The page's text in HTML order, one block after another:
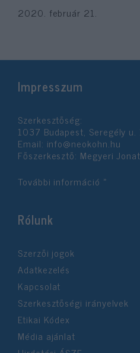
2020. február 21.
Impresszum
Szerkesztőség:
1037 Budapest, Seregély u.
Email: info@neokohn.hu
Főszerkesztő: Megyeri
További információ »
Rólunk
Szerzői jogok
Adatkezelés
Kapcsolat
Szerkesztőségi irányelvek
Etikai Kódex
Média ajánlat